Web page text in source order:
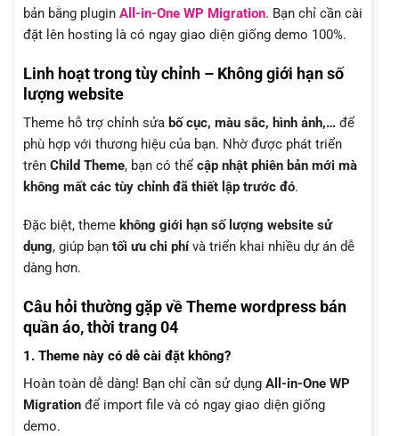
bản bằng plugin All-in-One WP Migration. Bạn chỉ cần cài
đặt lên hosting là có ngay giao diện giống demo 100%.
Linh hoạt trong tùy chỉnh – Không giới hạn số
lượng website
Theme hỗ trợ chỉnh sửa bố cục, màu sắc, hình ảnh,… để
phù hợp với thương hiệu của bạn. Nhờ được phát triển
trên Child Theme, bạn có thể cập nhật phiên bản mới mà
không mất các tùy chỉnh đã thiết lập trước đó.
Đặc biệt, theme không giới hạn số lượng website sử
dụng, giúp bạn tối ưu chi phívà triển khai nhiều dự án dễ
dàng hơn.
Câu hỏi thường gặp về Theme wordpress bán
quần áo, thời trang 04
1. Theme này có dễ cài đặt không?
Hoàn toàn dễ dàng! Bạn chỉ cần sử dụng All-in-One WP
Migration để import file và có ngay giao diện giống
demo.